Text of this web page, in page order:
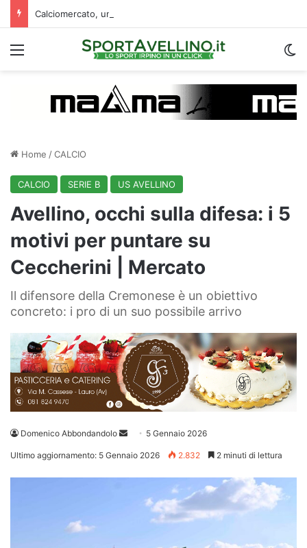
Menu
Home /CALCIO
CALCIO SERIE B US AVELLINO
Avellino, occhi sulla difesa: i 5
motivi per puntare su
Ceccherini | Mercato
Il difensore della Cremonese è un obiettivo
concreto: i pro di un suo possibile arrivo
Domenico Abbondandolo
Invia 5 Gennaio 2026
Ultimo aggiornamento: 5 Gennaio 2026 2.832 2 minuti di lettura